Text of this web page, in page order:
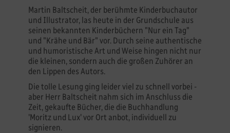
Martin Baltscheit, der berühmte Kinderbuchautor
und Illustrator, las heute in der Grundschule aus
seinen bekannten Kinderbüchern "Nur ein Tag"
und "Krähe und Bär" vor. Durch seine authentische
und humoristische Art und Weise hingen nicht nur
die kleinen, sondern auch die großen Zuhörer an
den Lippen des Autors.
Die tolle Lesung ging leider viel zu schnell vorbei -
aber Herr Baltscheit nahm sich im Anschluss die
Zeit, gekaufte Bücher, die die Buchhandlung
'Moritz und Lux' vor Ort anbot, individuell zu
signieren.